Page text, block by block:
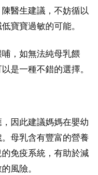
醫生建議，不妨循以
寶寶過敏的可能。
哺，如無法純母乳餵
是一種不錯的選擇。
因此建議媽媽在嬰幼
母乳含有豐富的營養
免疫系統，有助於減
風險。